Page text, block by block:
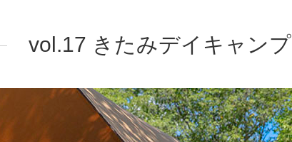
vol.17 きたみデイキャンプ